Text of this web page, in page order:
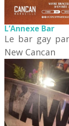
L’Annexe Bar
Le bar gay
New Cancan